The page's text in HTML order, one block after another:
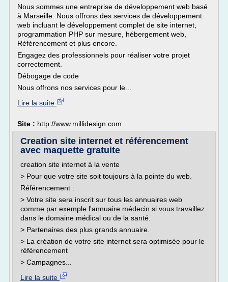
Nous sommes une entreprise de développement web basé
à Marseille. Nous offrons des services de développement
web incluant le développement complet de site internet,
programmation PHP sur mesure, hébergement web,
Référencement et plus encore.
Engagez des professionnels pour réaliser votre projet
correctement.
Débogage de code
Nous offrons nos services pour le...
Lire la suite
Site : http://www.millidesign.com
Creation site internet et référencement
avec maquette gratuite
creation site internet à la vente
> Pour que votre site soit toujours à la pointe du web.
Référencement :
> Votre site sera inscrit sur tous les annuaires web
comme par exemple l'annuaire médecin si vous travaillez
dans le domaine médical ou de la santé.
> Partenaires des plus grands annuaire.
> La création de votre site internet sera optimisée pour le
référencement
> Campagnes...
Lire la suite